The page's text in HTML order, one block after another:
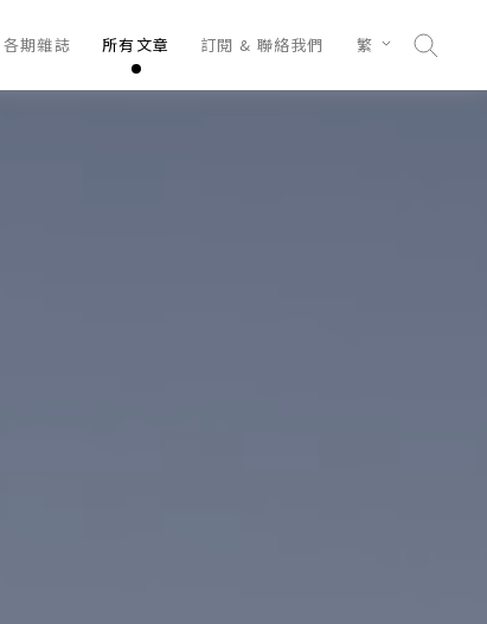
各期雜誌 所有文章 訂閱 & 聯絡我們 繁